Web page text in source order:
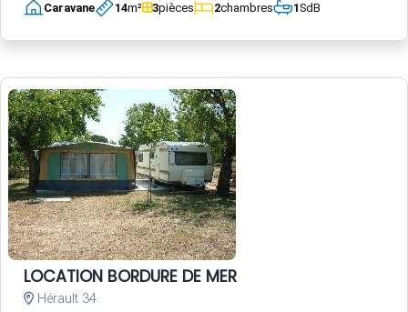
Caravane 14m² 3pièces 2chambres 1SdB
LOCATION BORDURE DE MER
Hérault 34